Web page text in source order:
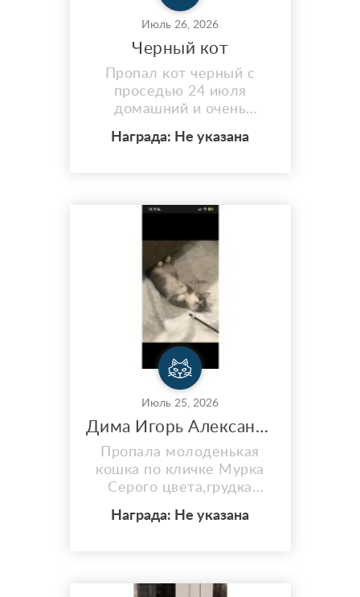
Июль 26, 2026
Черный кот
Пропал кот черный с
проседью 24 июля
домашний и очень
Награда: Не указана
Июль 25, 2026
Дима Игорь Александрович серая беспородная кошка
Пропала молоденькая
кошка по кличке Мурка
Серого цвета,грудка
белое пятнышко Упала с
Награда: Не указана